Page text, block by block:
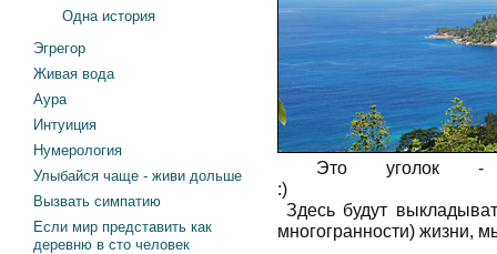
Это уголок -
Здесь будут
многогранности) жизни,
Одна история
Эгрегор
Живая вода
Аура
Интуиция
Нумерология
Улыбайся чаще - живи дольше
Вызвать симпатию
Если мир представить как
деревню в сто человек